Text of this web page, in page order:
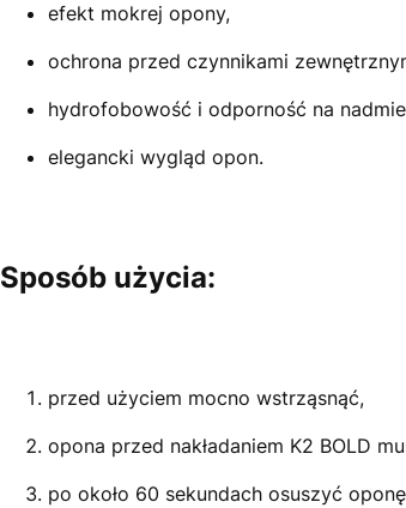
efekt mokrej opony,
ochrona przed czynnikami
hydrofobowość i odporność na
elegancki wygląd opon.
Sposób użycia:
przed użyciem mocno wstrząsnąć,
opona przed nakładaniem K2 BOLD
po około 60 sekundach osuszyć